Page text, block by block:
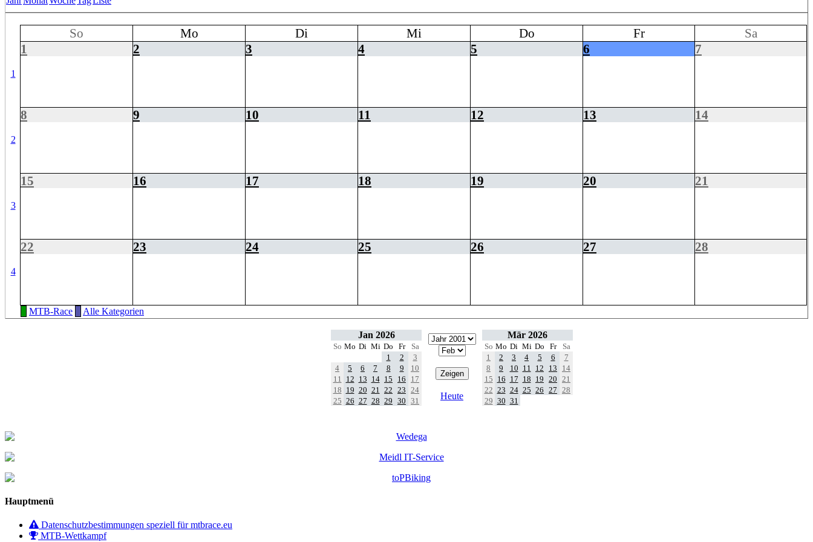
So Mo Di Mi Do Fr Sa
1
1 2 3 4 5 6 7
2
8 9 10 11 12 13 14
3
15 16 17 18 19 20 21
4
22 23 24 25 26 27 28
MTB-Race Alle Kategorien
Jan 2026
So Mo Di Mi Do Fr
Sa
1
2
3
4
5 6 7 8 9
10
11
12 13 14 15 16
17
18 19 20 21 22 23
24
25 26 27 28 29 30 31 Heute
Mär 2026
So Mo Di Mi Do Fr
Sa
1
2 3 4 5 6
7
8
9 10 11 12 13
14
15 16 17 18 19 20
21
22 23 24 25 26 27
28
29 30 31
Hauptmenü
Datenschutzbestimmungen speziell für mtbrace.eu
MTB-Wettkampf